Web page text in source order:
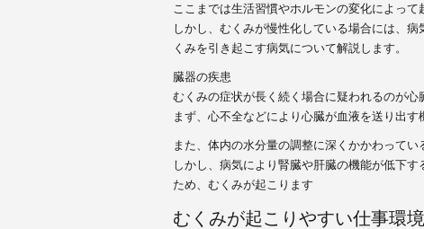
ここまでは生活習慣やホルモンの変化によっ
しかし、むくみが慢性化している場合には、
くみを引き起こす病気について解説します。
臓器の疾患
むくみの症状が長く続く場合に疑われるのが心
まず、心不全などにより心臓が血液を送り出
また、体内の水分量の調整に深くかかわってい
しかし、 病気により腎臓や肝臓の機能が低下
ため、むくみが起こります
むくみが起こりやすい仕事環